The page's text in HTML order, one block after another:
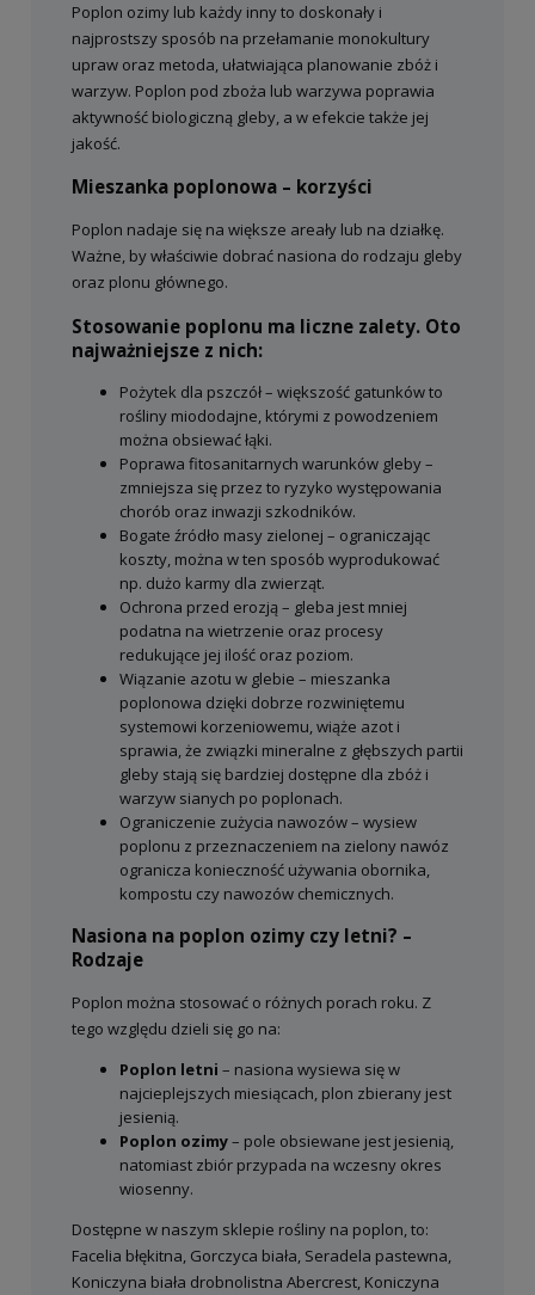
Poplon ozimy lub każdy inny to doskonały i
najprostszy sposób na przełamanie monokultury
upraw oraz metoda, ułatwiająca planowanie zbóż i
warzyw. Poplon pod zboża lub warzywa poprawia
aktywność biologiczną gleby, a w efekcie także jej
jakość.
Mieszanka poplonowa – korzyści
Poplon nadaje się na większe areały lub na działkę.
Ważne, by właściwie dobrać nasiona do rodzaju gleby
oraz plonu głównego.
Stosowanie poplonu ma liczne zalety. Oto
najważniejsze z nich:
Pożytek dla pszczół – większość gatunków to
rośliny miododajne, którymi z powodzeniem
można obsiewać łąki.
Poprawa fitosanitarnych warunków gleby –
zmniejsza się przez to ryzyko występowania
chorób oraz inwazji szkodników.
Bogate źródło masy zielonej – ograniczając
koszty, można w ten sposób wyprodukować
np. dużo karmy dla zwierząt.
Ochrona przed erozją – gleba jest mniej
podatna na wietrzenie oraz procesy
redukujące jej ilość oraz poziom.
Wiązanie azotu w glebie – mieszanka
poplonowa dzięki dobrze rozwiniętemu
systemowi korzeniowemu, wiąże azot i
sprawia, że związki mineralne z głębszych partii
gleby stają się bardziej dostępne dla zbóż i
warzyw sianych po poplonach.
Ograniczenie zużycia nawozów – wysiew
poplonu z przeznaczeniem na zielony nawóz
ogranicza konieczność używania obornika,
kompostu czy nawozów chemicznych.
Nasiona na poplon ozimy czy letni? –
Rodzaje
Poplon można stosować o różnych porach roku. Z
tego względu dzieli się go na:
Poplon letni – nasiona wysiewa się w
najcieplejszych miesiącach, plon zbierany jest
jesienią.
Poplon ozimy– pole obsiewane jest jesienią,
natomiast zbiór przypada na wczesny okres
wiosenny.
Dostępne w naszym sklepie rośliny na poplon, to:
Facelia błękitna, Gorczyca biała, Seradela pastewna,
Koniczyna biała drobnolistna Abercrest, Koniczyna